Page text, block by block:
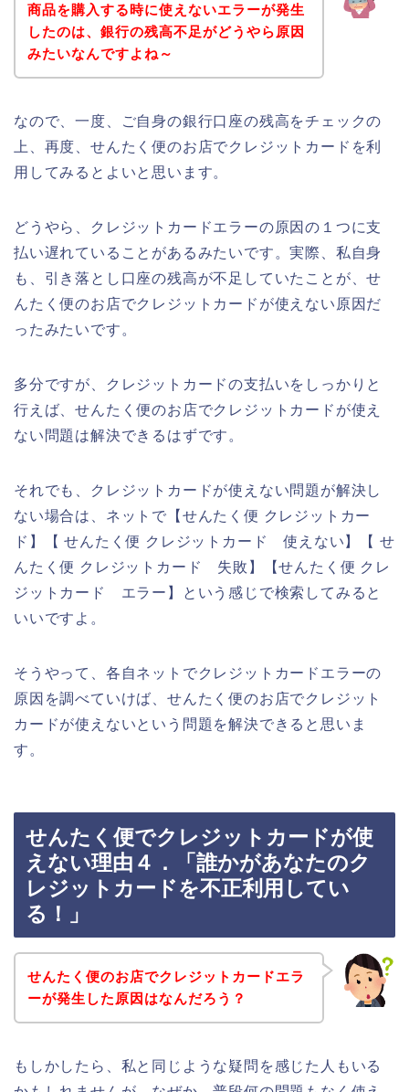
商品を購入する時に使えないエラーが発生
したのは、銀行の残高不足がどうやら原因
みたいなんですよね～
なので、一度、ご自身の銀行口座の残高をチェックの
上、再度、せんたく便のお店でクレジットカードを利
用してみるとよいと思います。
どうやら、クレジットカードエラーの原因の１つに支
払い遅れていることがあるみたいです。実際、私自身
も、引き落とし口座の残高が不足していたことが、せ
んたく便のお店でクレジットカードが使えない原因だ
ったみたいです。
多分ですが、クレジットカードの支払いをしっかりと
行えば、せんたく便のお店でクレジットカードが使え
ない問題は解決できるはずです。
それでも、クレジットカードが使えない問題が解決し
ない場合は、ネットで【せんたく便 クレジットカー
ド】【 せんたく便 クレジットカード 使えない】【 せ
んたく便 クレジットカード 失敗】【せんたく便 クレ
ジットカード エラー】という感じで検索してみると
いいですよ。
そうやって、各自ネットでクレジットカードエラーの
原因を調べていけば、せんたく便のお店でクレジット
カードが使えないという問題を解決できると思いま
す。
せんたく便でクレジットカードが使
えない理由４．「誰かがあなたのク
レジットカードを不正利用してい
る！」
せんたく便のお店でクレジットカードエラ
ーが発生した原因はなんだろう？
もしかしたら、私と同じような疑問を感じた人もいる